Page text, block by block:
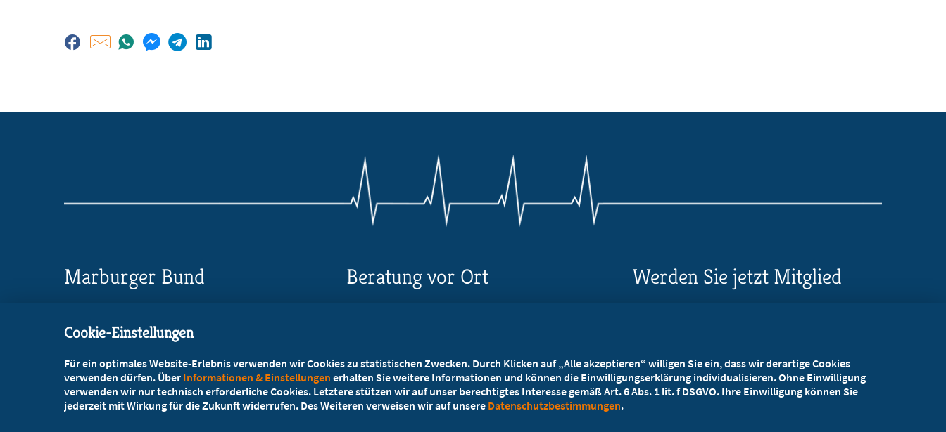
Marburger Bund
Bavariaring 42, 80336 München
+49 89 4520501-0
+49 89 4520501-10
Beratung vor Ort Werden Sie jetzt Mitglied
Kostenlos für Studierende
Cookie-Einstellungen
Für ein optimales Website-Erlebnis verwenden wir Cookies zu statistischen Zwecken. Durch Klicken auf „Alle akzeptieren“ willigen Sie ein, dass wir derartige Cookies
verwenden dürfen. Über Informationen & Einstellungen erhalten Sie weitere Informationen und können die Einwilligungserklärung individualisieren. Ohne Einwilligung
verwenden wir nur technisch erforderliche Cookies. Letztere stützen wir auf unser berechtigtes Interesse gemäß Art. 6 Abs. 1 lit. f DSGVO. Ihre Einwilligung können Sie
jederzeit mit Wirkung für die Zukunft widerrufen. Des Weiteren verweisen wir auf unsere Datenschutzbestimmungen.